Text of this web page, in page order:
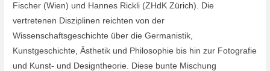
Fischer (Wien) und Hannes Rickli (ZHdK Zürich). Die
vertretenen Disziplinen reichten von der
Wissenschaftsgeschichte über die Germanistik,
Kunstgeschichte, Ästhetik und Philosophie bis hin zur Fotografie
und Kunst- und Designtheorie. Diese bunte Mischung